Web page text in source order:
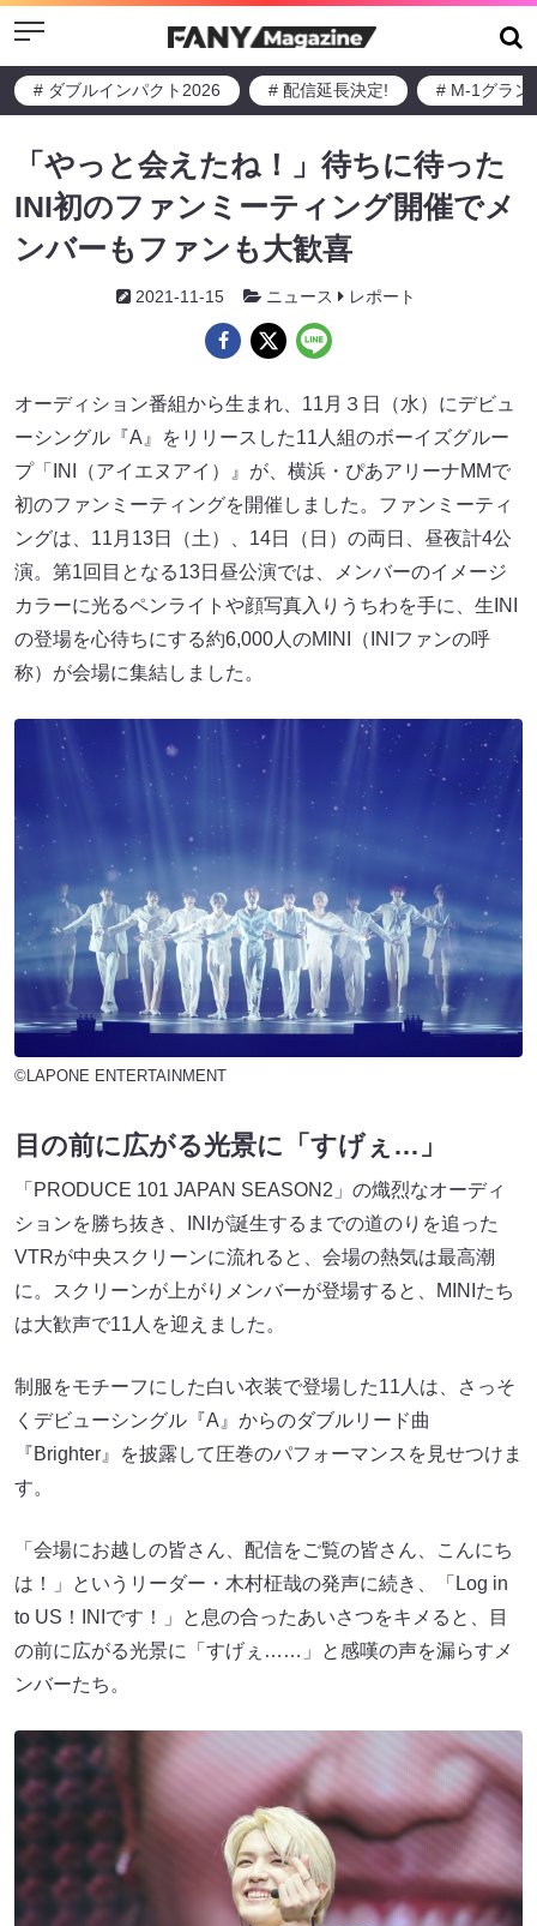
Menu
# ダブルインパクト2026 # 配信延長決定! # M-1グラン
「やっと会えたね！」待ちに待った
INI初のファンミーティング開催でメ
ンバーもファンも大歓喜
2021-11-15 ニュース レポート
オーディション番組から生まれ、11月３日（水）にデビュ
ーシングル『A』をリリースした11人組のボーイズグルー
プ「INI（アイエヌアイ）』が、横浜・ぴあアリーナMMで
初のファンミーティングを開催しました。ファンミーティ
ングは、11月13日（土）、14日（日）の両日、昼夜計4公
演。第1回目となる13日昼公演では、メンバーのイメージ
カラーに光るペンライトや顔写真入りうちわを手に、生INI
の登場を心待ちにする約6,000人のMINI（INIファンの呼
称）が会場に集結しました。
©LAPONE ENTERTAINMENT
目の前に広がる光景に「すげぇ…」
「PRODUCE 101 JAPAN SEASON2」の熾烈なオーディ
ションを勝ち抜き、INIが誕生するまでの道のりを追った
VTRが中央スクリーンに流れると、会場の熱気は最高潮
に。スクリーンが上がりメンバーが登場すると、MINIたち
は大歓声で11人を迎えました。
制服をモチーフにした白い衣装で登場した11人は、さっそ
くデビューシングル『A』からのダブルリード曲
『Brighter』を披露して圧巻のパフォーマンスを見せつけま
す。
「会場にお越しの皆さん、配信をご覧の皆さん、こんにち
は！」というリーダー・木村柾哉の発声に続き、「Log in
to US！INIです！」と息の合ったあいさつをキメると、目
の前に広がる光景に「すげぇ……」と感嘆の声を漏らすメ
ンバーたち。